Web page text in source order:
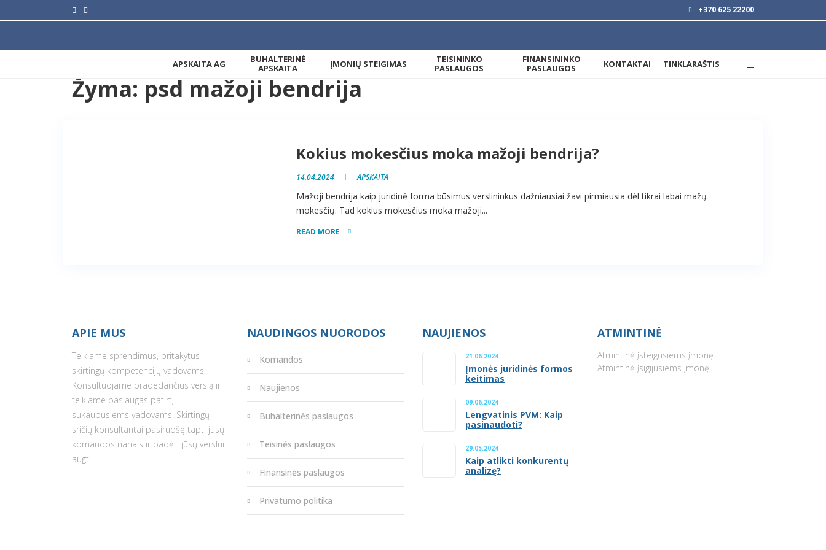
+370 625 22200
APSKAITA AG
BUHALTERINĖ
APSKAITA
ĮMONIŲ STEIGIMAS
TEISININKO
PASLAUGOS
FINANSININKO
PASLAUGOS
KONTAKTAI TINKLARAŠTIS
Žyma: psd mažoji bendrija
Kokius mokesčius moka mažoji bendrija?
14.04.2024 APSKAITA
Mažoji bendrija kaip juridinė forma būsimus verslininkus dažniausiai žavi pirmiausia dėl tikrai labai mažų
mokesčių. Tad kokius mokesčius moka mažoji...
READ MORE
APIE MUS
Teikiame sprendimus, pritakytus
skirtingų kompetencijų vadovams.
Konsultuojame pradedančius verslą ir
teikiame paslaugas patirtį
sukaupusiems vadovams. Skirtingų
sričių konsultantai pasiruošę tapti jūsų
komandos nariais ir padėti jūsų verslui
augti.
NAUDINGOS NUORODOS
Komandos
Naujienos
Buhalterinės paslaugos
Teisinės paslaugos
Finansinės paslaugos
Privatumo politika
NAUJIENOS
21.06.2024
Įmonės juridinės formos
keitimas
09.06.2024
Lengvatinis PVM: Kaip
pasinaudoti?
29.05.2024
Kaip atlikti konkurentų
analizę?
ATMINTINĖ
Atmintinė įsteigusiems įmonę
Atmintinė įsigijusiems įmonę